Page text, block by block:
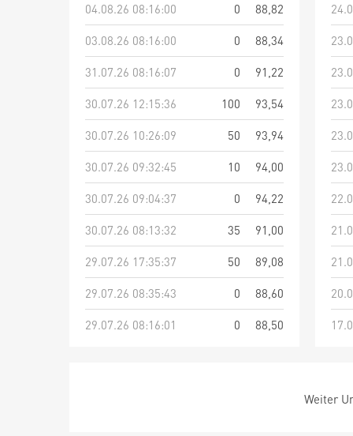
04.08.26 08:16:00
0
88,82
03.08.26 08:16:00
0
88,34
31.07.26 08:16:07
0
91,22
30.07.26 12:15:36
100
93,54
30.07.26 10:26:09
50
93,94
30.07.26 09:32:45
10
94,00
30.07.26 09:04:37
0
94,22
30.07.26 08:13:32
35
91,00
29.07.26 17:35:37
50
89,08
29.07.26 08:35:43
0
88,60
29.07.26 08:16:01
0 88,50
Weiter